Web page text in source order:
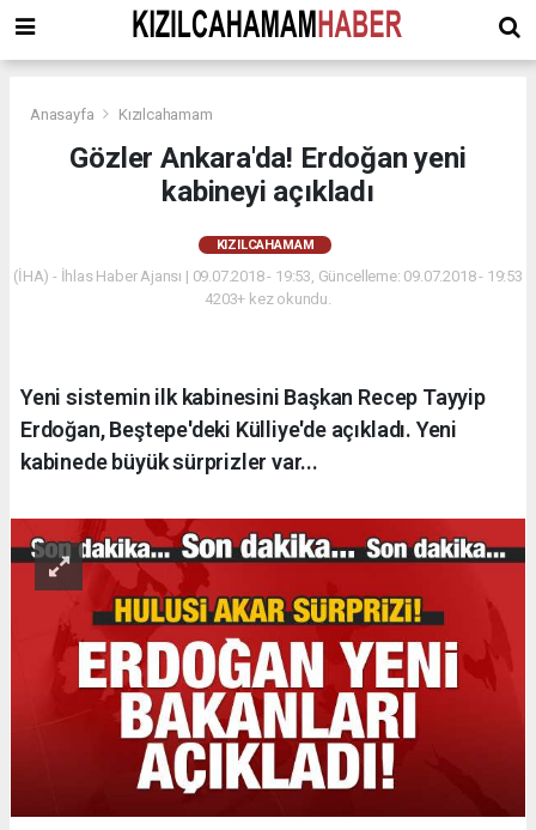
Anasayfa Kızılcahamam
Gözler Ankara'da! Erdoğan yeni
kabineyi açıkladı
KIZILCAHAMAM
(İHA) - İhlas Haber Ajansı | 09.07.2018 - 19:53, Güncelleme: 09.07.2018 - 19:53
4203+ kez okundu.
Yeni sistemin ilk kabinesini Başkan Recep Tayyip
Erdoğan, Beştepe'deki Külliye'de açıkladı. Yeni
kabinede büyük sürprizler var...